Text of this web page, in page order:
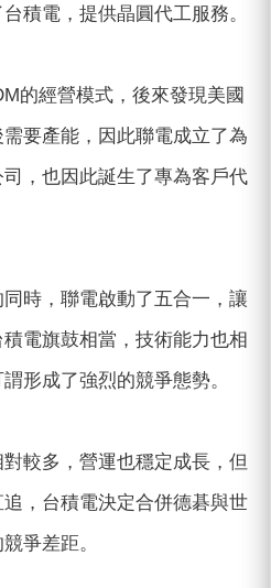
積電，提供晶圓代工服務。
的經營模式，後來發現美國
要產能，因此聯電成立了為
，也因此誕生了專為客戶代
時，聯電啟動了五合一，讓
電旗鼓相當，技術能力也相
形成了強烈的競爭態勢。
較多，營運也穩定成長，但
，台積電決定合併德碁與世
爭差距。